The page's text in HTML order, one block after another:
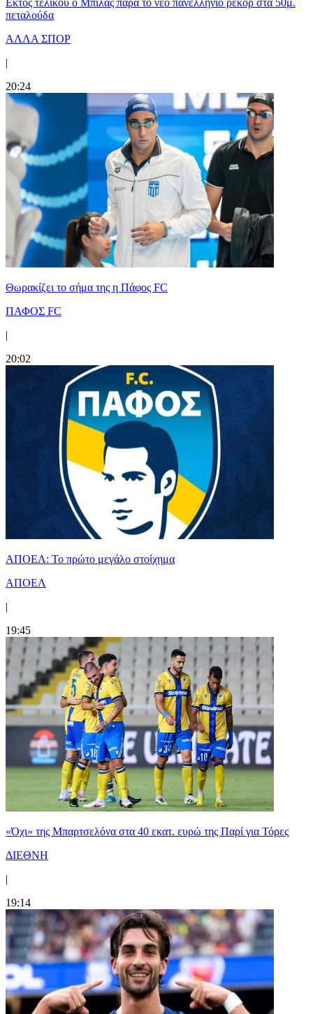
Εκτός τελικού ο Μπίλας παρά το νέο πανελλήνιο ρεκόρ στα 50μ.
πεταλούδα
ΑΛΛΑ ΣΠΟΡ
|
20:24
Θωρακίζει το σήμα της η Πάφος FC
ΠΑΦΟΣ FC
|
20:02
ΑΠΟΕΛ: Το πρώτο μεγάλο στοίχημα
ΑΠΟΕΛ
|
19:45
«Όχι» της Μπαρτσελόνα στα 40 εκατ. ευρώ της Παρί για Τόρες
ΔΙΕΘΝΗ
|
19:14